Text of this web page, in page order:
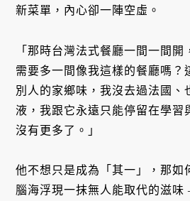
新菜單，內心卻一陣空虛。
「那時台灣法式餐廳一間一間開
需要多一間像我這樣的餐廳嗎？
別人的家鄉味，我沒去過法國、
液，我跟它永遠只能停留在學習
沒有更多了。」
他不想只是成為「其一」，那如
腦海浮現一抹無人能取代的滋